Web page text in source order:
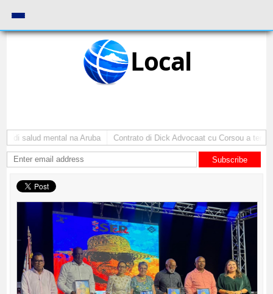
Local
di salud mental na Aruba Contrato di Dick Advocaat cu Corsou a
Subscribe